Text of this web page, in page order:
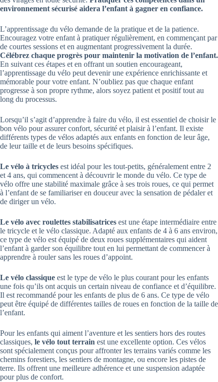
environnement sécurisé aidera l’enfant à gagner en confiance.
L’apprentissage du vélo demande de la pratique et de la patience.
Encouragez votre enfant à pratiquer régulièrement, en commençant par
de courtes sessions et en augmentant progressivement la durée.
Célébrez chaque progrès pour maintenir la motivation de l’enfant.
En suivant ces étapes et en offrant un soutien encourageant,
l’apprentissage du vélo peut devenir une expérience enrichissante et
mémorable pour votre enfant. N’oubliez pas que chaque enfant
progresse à son propre rythme, alors soyez patient et positif tout au
long du processus.
Lorsqu’il s’agit d’apprendre à faire du vélo, il est essentiel de choisir le
bon vélo pour assurer confort, sécurité et plaisir à l’enfant. Il existe
différents types de vélos adaptés aux enfants en fonction de leur âge,
de leur taille et de leurs besoins spécifiques.
Le vélo à tricycles est idéal pour les tout-petits, généralement entre 2
et 4 ans, qui commencent à découvrir le monde du vélo. Ce type de
vélo offre une stabilité maximale grâce à ses trois roues, ce qui permet
à l’enfant de se familiariser en douceur avec la sensation de pédaler et
de diriger un vélo.
Le vélo avec roulettes stabilisatrices est une étape intermédiaire entre
le tricycle et le vélo classique. Adapté aux enfants de 4 à 6 ans environ,
ce type de vélo est équipé de deux roues supplémentaires qui aident
l’enfant à garder son équilibre tout en lui permettant de commencer à
apprendre à rouler sans les roues d’appoint.
Le vélo classique est le type de vélo le plus courant pour les enfants
une fois qu’ils ont acquis un certain niveau de confiance et d’équilibre.
Il est recommandé pour les enfants de plus de 6 ans. Ce type de vélo
peut être équipé de différentes tailles de roues en fonction de la taille de
l’enfant.
Pour les enfants qui aiment l’aventure et les sentiers hors des routes
classiques, le vélo tout terrain est une excellente option. Ces vélos
sont spécialement conçus pour affronter les terrains variés comme les
chemins forestiers, les sentiers de montagne, ou encore les pistes de
terre. Ils offrent une meilleure adhérence et une suspension adaptée
pour plus de confort.